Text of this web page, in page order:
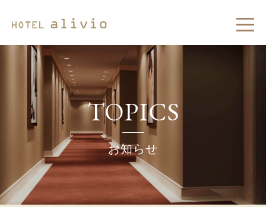
メニ
TOPICS
お知らせ